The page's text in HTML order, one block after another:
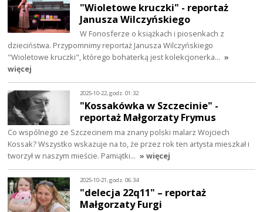
"Wioletowe kruczki" - reportaż
Janusza Wilczyńskiego
W Fonosferze o książkach i piosenkach z
dzieciństwa. Przypomnimy reportaż Janusza Wilczyńskiego
"Wioletowe kruczki", którego bohaterką jest kolekcjonerka… »
więcej
2025-10-22, godz. 01:32
"Kossakówka w Szczecinie" -
reportaż Małgorzaty Frymus
Co wspólnego ze Szczecinem ma znany polski malarz Wojciech
Kossak? Wszystko wskazuje na to, że przez rok ten artysta mieszkał i
tworzył w naszym mieście. Pamiątki… » więcej
2025-10-21, godz. 06:34
"delecja 22q11" – reportaż
Małgorzaty Furgi